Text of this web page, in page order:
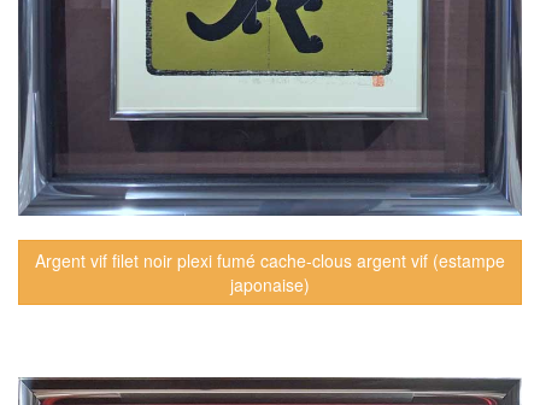
Argent vif filet noir plexi fumé cache-clous argent vif (estampe
japonaise)